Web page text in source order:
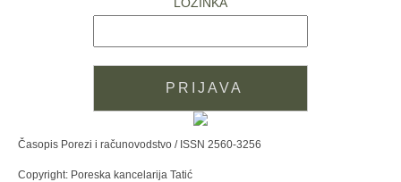
Časopis Porezi i računovodstvo / ISSN 2560-3256
Copyright: Poreska kancelarija Tatić